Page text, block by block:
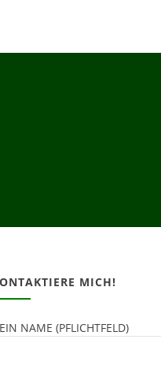
MICH!
NAME (PFLICHTFELD)